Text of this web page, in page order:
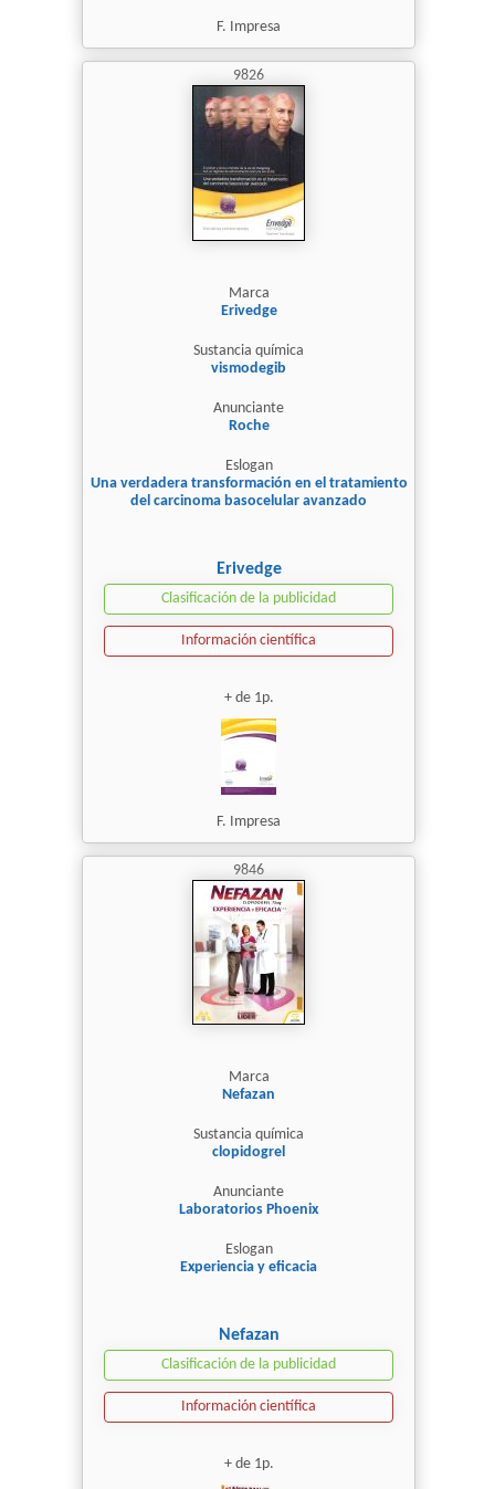
F. Impresa
9826
Marca
Erivedge
Sustancia química
vismodegib
Anunciante
Roche
Eslogan
Una verdadera transformación en el tratamiento
del carcinoma basocelular avanzado
Erivedge
Clasificación de la publicidad
Información científica
+ de 1p.
F. Impresa
9846
Marca
Nefazan
Sustancia química
clopidogrel
Anunciante
Laboratorios Phoenix
Eslogan
Experiencia y eficacia
Nefazan
Clasificación de la publicidad
Información científica
+ de 1p.